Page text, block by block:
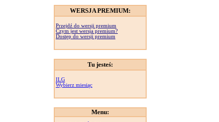
WERSJA PREMIUM:
Przejdź do wersji premium
Czym jest wersja premium?
Dostęp do wersji premium
Tu jesteś:
ILG
Wybierz miesiąc
Menu: